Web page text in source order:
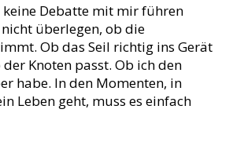
Debatte mit mir führen
überlegen, ob die
Ob das Seil richtig ins Gerät
Knoten passt. Ob ich den
habe. In den Momenten, in
Leben geht, muss es einfach